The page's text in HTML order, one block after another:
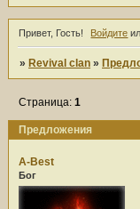
Привет, Гость! Войдите
»Revival clan »
Предложения
Страница:1
A-Best
Бог